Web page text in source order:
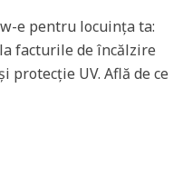
e pentru locuința ta:
facturile de încălzire
protecție UV. Află de ce